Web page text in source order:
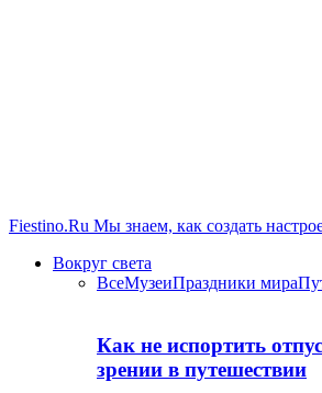
Fiestino.Ru Мы знаем, как создать
Вокруг света
ВсеМузеиПраздники мира
Как не испортить
зрении в путешествии